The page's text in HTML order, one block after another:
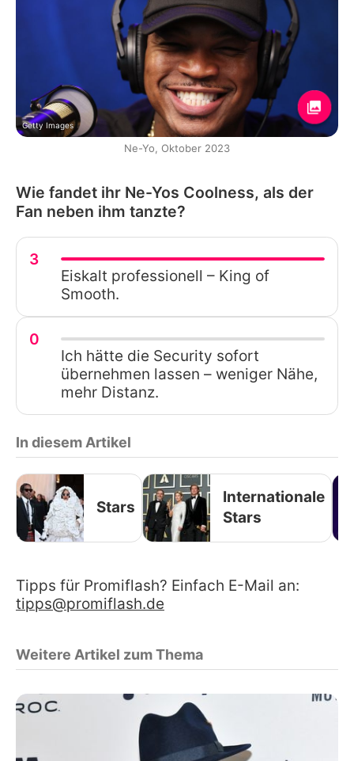
Getty Images
Ne-Yo, Oktober 2023
Wie fandet ihr Ne-Yos Coolness, als der
Fan neben ihm tanzte?
3
Eiskalt professionell – King of
Smooth.
0
Ich hätte die Security sofort
übernehmen lassen – weniger Nähe,
mehr Distanz.
In diesem Artikel
Stars
Internationale
Stars
Tipps für Promiflash? Einfach E-Mail an:
tipps@promiflash.de
Weitere Artikel zum Thema